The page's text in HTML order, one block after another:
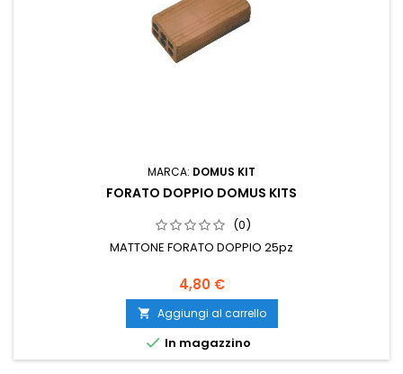
MARCA: DOMUS KIT
FORATO DOPPIO DOMUS KITS
(0)
MATTONE FORATO DOPPIO 25pz
4,80 €
 Aggiungi al carrello
 In magazzino